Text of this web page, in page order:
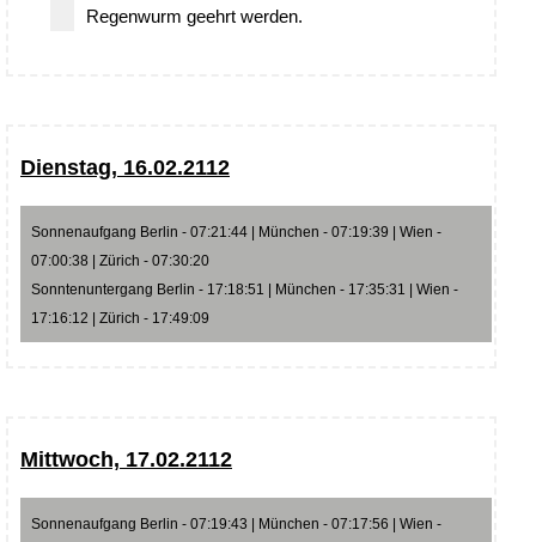
Regenwurm geehrt werden.
Dienstag, 16.02.2112
Sonnenaufgang Berlin - 07:21:44 | München - 07:19:39 | Wien -
07:00:38 | Zürich - 07:30:20
Sonntenuntergang Berlin - 17:18:51 | München - 17:35:31 | Wien -
17:16:12 | Zürich - 17:49:09
Mittwoch, 17.02.2112
Sonnenaufgang Berlin - 07:19:43 | München - 07:17:56 | Wien -